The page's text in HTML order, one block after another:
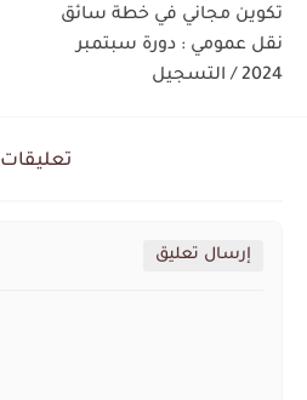
تكوين مجاني في خطة سائق
نقل عمومي : دورة سبتمبر
2024 / التسجيل
تعليقات
إرسال تعليق